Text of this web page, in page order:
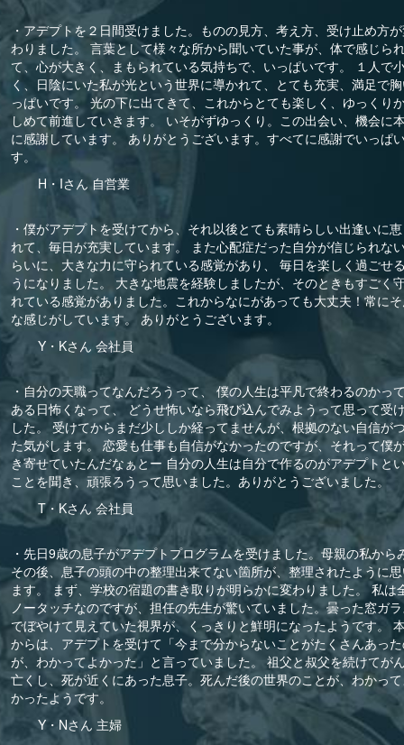
・アデプトを２日間受けました。ものの見方、考え方、受け止め方
わりました。 言葉として様々な所から聞いていた事が、体で感じら
て、心が大きく、まもられている気持ちで、いっぱいです。 １人で
く、日陰にいた私が光という世界に導かれて、とても充実、満足で
っぱいです。 光の下に出てきて、これからとても楽しく、ゆっくり
しめて前進していきます。 いそがずゆっくり。この出会い、機会に
に感謝しています。 ありがとうございます。すべてに感謝でいっぱ
す。
H・Iさん 自営業
・僕がアデプトを受けてから、それ以後とても素晴らしい出逢いに
れて、毎日が充実しています。 また心配症だった自分が信じられな
らいに、大きな力に守られている感覚があり、 毎日を楽しく過ごせ
うになりました。 大きな地震を経験しましたが、そのときもすごく
れている感覚がありました。これからなにがあっても大丈夫！常に
な感じがしています。 ありがとうございます。
Y・Kさん 会社員
・自分の天職ってなんだろうって、 僕の人生は平凡で終わるのかっ
ある日怖くなって、 どうせ怖いなら飛び込んでみようって思って受
した。 受けてからまだ少ししか経ってませんが、根拠のない自信が
た気がします。 恋愛も仕事も自信がなかったのですが、それって僕
き寄せていたんだなぁとー 自分の人生は自分で作るのがアデプトと
ことを聞き、頑張ろうって思いました。ありがとうございました。
T・Kさん 会社員
・先日9歳の息子がアデプトプログラムを受けました。母親の私から
その後、息子の頭の中の整理出来てない箇所が、整理されたように
ます。 まず、学校の宿題の書き取りが明らかに変わりました。 私は
ノータッチなのですが、担任の先生が驚いていました。曇った窓ガ
でぼやけて見えていた視界が、くっきりと鮮明になったようです。
からは、アデプトを受けて「今まで分からないことがたくさんあっ
が、わかってよかった」と言っていました。 祖父と叔父を続けてが
亡くし、死が近くにあった息子。死んだ後の世界のことが、わかっ
かったようです。
Y・Nさん 主婦